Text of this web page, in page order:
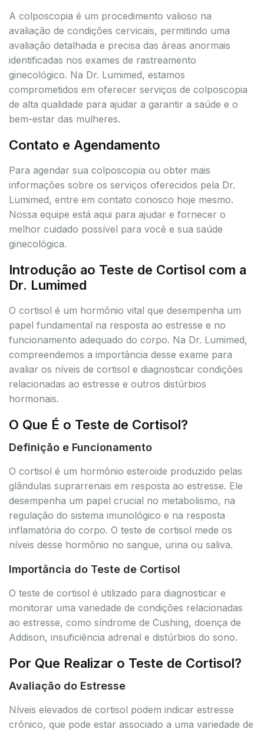
A colposcopia é um procedimento valioso na
avaliação de condições cervicais, permitindo uma
avaliação detalhada e precisa das áreas anormais
identificadas nos exames de rastreamento
ginecológico. Na Dr. Lumimed, estamos
comprometidos em oferecer serviços de colposcopia
de alta qualidade para ajudar a garantir a saúde e o
bem-estar das mulheres.
Contato e Agendamento
Para agendar sua colposcopia ou obter mais
informações sobre os serviços oferecidos pela Dr.
Lumimed, entre em contato conosco hoje mesmo.
Nossa equipe está aqui para ajudar e fornecer o
melhor cuidado possível para você e sua saúde
ginecológica.
Introdução ao Teste de Cortisol com a
Dr. Lumimed
O cortisol é um hormônio vital que desempenha um
papel fundamental na resposta ao estresse e no
funcionamento adequado do corpo. Na Dr. Lumimed,
compreendemos a importância desse exame para
avaliar os níveis de cortisol e diagnosticar condições
relacionadas ao estresse e outros distúrbios
hormonais.
O Que É o Teste de Cortisol?
Definição e Funcionamento
O cortisol é um hormônio esteroide produzido pelas
glândulas suprarrenais em resposta ao estresse. Ele
desempenha um papel crucial no metabolismo, na
regulação do sistema imunológico e na resposta
inflamatória do corpo. O teste de cortisol mede os
níveis desse hormônio no sangue, urina ou saliva.
Importância do Teste de Cortisol
O teste de cortisol é utilizado para diagnosticar e
monitorar uma variedade de condições relacionadas
ao estresse, como síndrome de Cushing, doença de
Addison, insuficiência adrenal e distúrbios do sono.
Por Que Realizar o Teste de Cortisol?
Avaliação do Estresse
Níveis elevados de cortisol podem indicar estresse
crônico, que pode estar associado a uma variedade de